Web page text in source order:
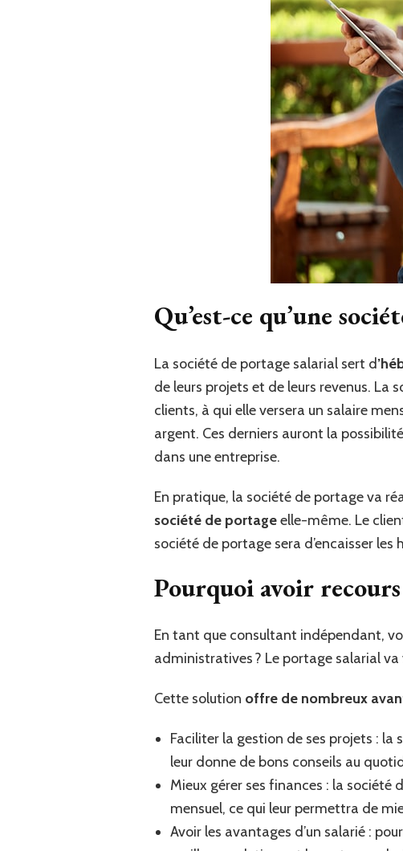
Qu’est-ce qu’une
La société de portage salarial sert d
de leurs projets et de leurs revenus. La
clients, à qui elle versera un salaire
argent. Ces derniers auront la
dans une entreprise.
En pratique, la société de portage va
société de portageelle-même. Le
société de portage sera d’encaisser
Pourquoi avoir recours
En tant que consultant indépendant,
administratives ? Le portage salarial va
Cette solution offre de nombreux
Faciliter la gestion de ses projets :
leur donne de bons conseils au
Mieux gérer ses finances : la société
mensuel, ce qui leur permettra de
Avoir les avantages d’un salarié :